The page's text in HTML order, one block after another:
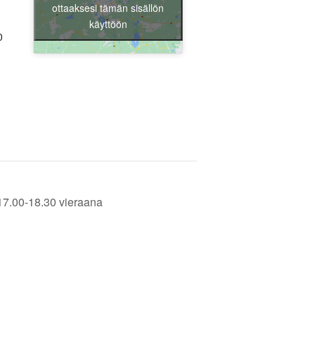
ottaaksesi tämän sisällön
käyttöön
18.30 vieraana